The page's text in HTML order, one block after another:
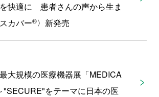
快適に 患者さんの声から生ま
カバー®〉新発売
大規模の医療機器展「MEDICA
"SECURE"をテーマに日本の医